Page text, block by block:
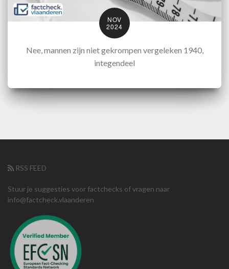
NOV
2024
Nee, mannen zijn niet gekrompen vergeleken 1940,
integendeel
RSS FEED
Stuur je suggesties voor factchecks of vragen naar
info@factcheck.vlaanderen